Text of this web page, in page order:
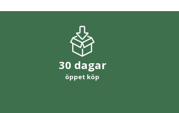
30 dagar
öppet köp